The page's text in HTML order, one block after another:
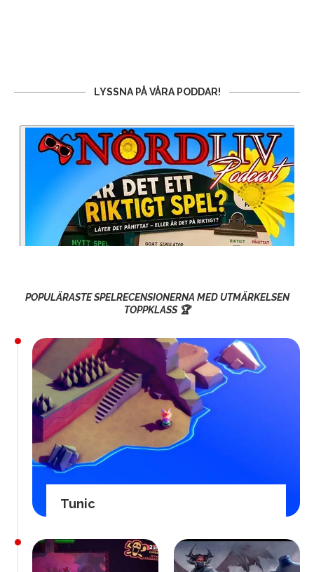
LYSSNA PÅ VÅRA PODDAR!
POPULÄRASTE SPELRECENSIONERNA MED UTMÄRKELSEN
TOPPKLASS 🏆
Tunic